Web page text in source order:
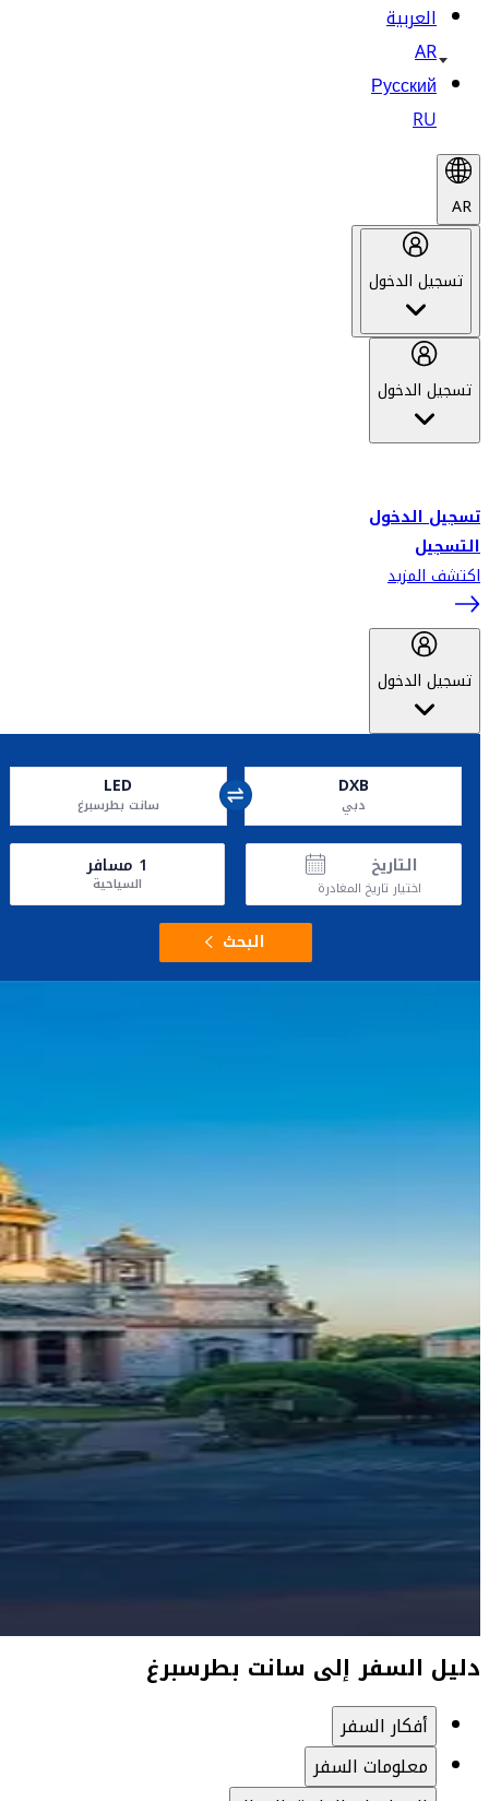
العربية
AR
Русский
RU
AR
تسجيل الدخول
تسجيل الدخول
تسجيل الدخول
التسجيل
اكتشف المزيد
تسجيل الدخول
DXB
دبي
LED
سانت بطرسبرغ
التاريخ
اختيار تاريخ المغادرة
1 مسافر
السياحية
البحث
دليل السفر إلى سانت بطرسبرغ
أفكار السفر
معلومات السفر